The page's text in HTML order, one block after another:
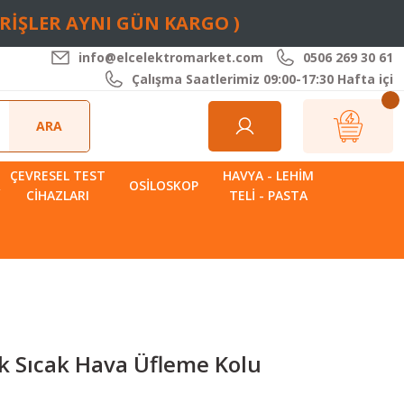
AYNI GÜN KARGO )
info@elcelektromarket.com
0506 269 30 61
Çalışma Saatlerimiz 09:00-17:30 Hafta içi
ARA
ÇEVRESEL TEST
CIHAZLARI
OSILOSKOP
HAVYA - LEHIM
TELI - PASTA
Sıcak Hava Üfleme Kolu